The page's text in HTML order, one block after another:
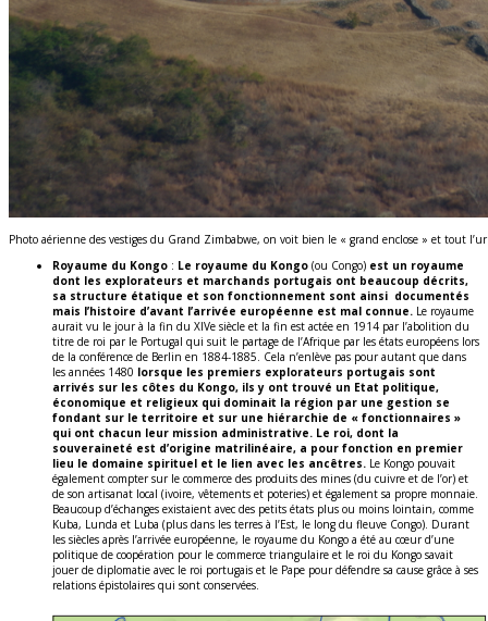
Photo aérienne des vestiges du Grand Zimbabwe, on voit bien le « grand enclose » et tout
Royaume du Kongo : Le royaume du Kongo (ou Congo) est un royaume
dont les explorateurs et marchands portugais ont beaucoup décrits,
sa structure étatique et son fonctionnement sont ainsi documentés
mais l’histoire d’avant l’arrivée européenne est mal connue. Le royaume
aurait vu le jour à la fin du XIVe siècle et la fin est actée en 1914 par l’abolition du
titre de roi par le Portugal qui suit le partage de l’Afrique par les états européens lors
de la conférence de Berlin en 1884-1885. Cela n’enlève pas pour autant que dans
les années 1480 lorsque les premiers explorateurs portugais sont
arrivés sur les côtes du Kongo, ils y ont trouvé un Etat politique,
économique et religieux qui dominait la région par une gestion se
fondant sur le territoire et sur une hiérarchie de « fonctionnaires »
qui ont chacun leur mission administrative. Le roi, dont la
souveraineté est d’origine matrilinéaire, a pour fonction en premier
lieu le domaine spirituel et le lien avec les ancêtres. Le Kongo pouvait
également compter sur le commerce des produits des mines (du cuivre et de l’or) et
de son artisanat local (ivoire, vêtements et poteries) et également sa propre monnaie.
Beaucoup d’échanges existaient avec des petits états plus ou moins lointain, comme
Kuba, Lunda et Luba (plus dans les terres à l’Est, le long du fleuve Congo). Durant
les siècles après l’arrivée européenne, le royaume du Kongo a été au cœur d’une
politique de coopération pour le commerce triangulaire et le roi du Kongo savait
jouer de diplomatie avec le roi portugais et le Pape pour défendre sa cause grâce à ses
relations épistolaires qui sont conservées.